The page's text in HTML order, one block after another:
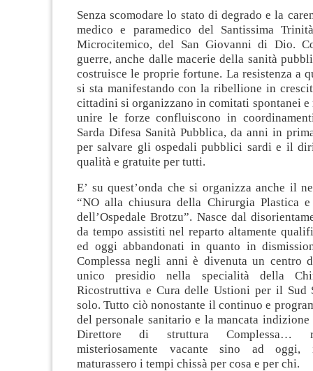
Senza scomodare lo stato di degrado e la
medico e paramedico del Santissima
Microcitemico, del San Giovanni di Dio.
guerre, anche dalle macerie della sanità
costruisce le proprie fortune. La resistenza a
si sta manifestando con la ribellione in
cittadini si organizzano in comitati spontanei e
unire le forze confluiscono in
Sarda Difesa Sanità Pubblica, da anni in
per salvare gli ospedali pubblici sardi e il
qualità e gratuite per tutti.
E’ su quest’onda che si organizza anche il
“NO alla chiusura della Chirurgia Plastica
dell’Ospedale Brotzu”. Nasce dal
da tempo assistiti nel reparto altamente
ed oggi abbandonati in quanto in
Complessa negli anni è divenuta un centro
unico presidio nella specialità della
Ricostruttiva e Cura delle Ustioni per il Sud
solo. Tutto ciò nonostante il continuo e
del personale sanitario e la mancata
Direttore di struttura Complessa…
misteriosamente vacante sino ad
maturassero i tempi chissà per cosa e per chi.